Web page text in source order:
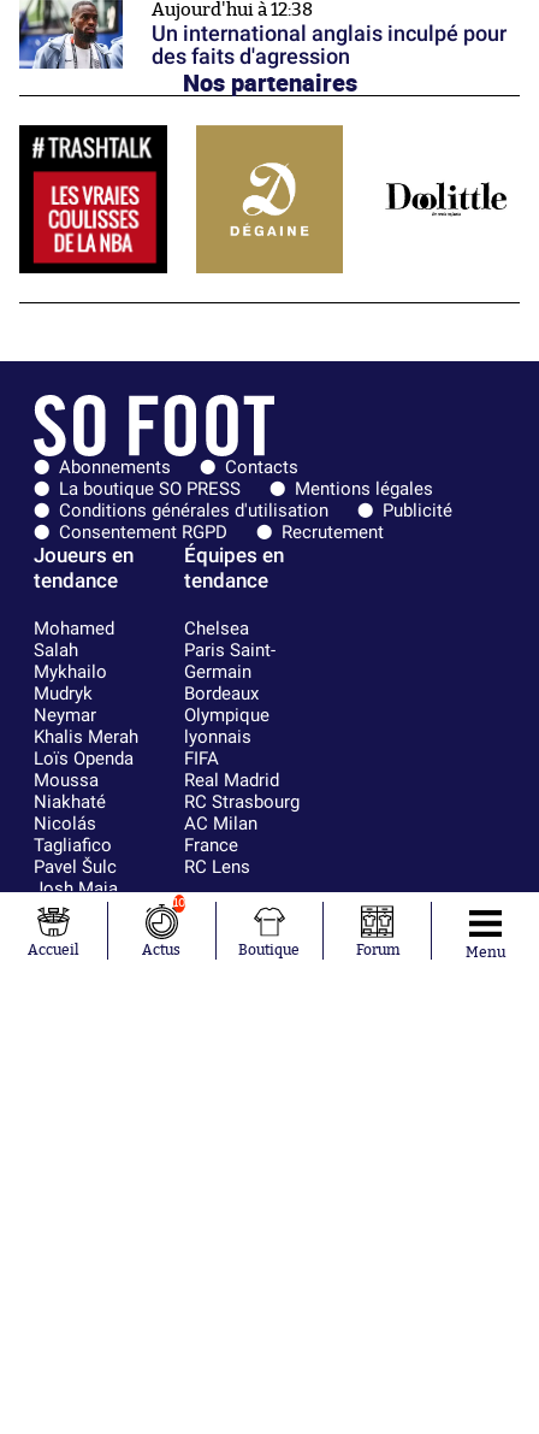
Aujourd'hui à 12:38
Un international anglais inculpé pour
des faits d'agression
Nos partenaires
Abonnements
Contacts
La boutique SO PRESS
Mentions légales
Conditions générales d'utilisation
Publicité
Consentement RGPD
Recrutement
Joueurs en
tendance
Mohamed
Salah
Mykhailo
Mudryk
Neymar
Khalis Merah
Loïs Openda
Moussa
Niakhaté
Nicolás
Tagliafico
Pavel Šulc
Josh Maja
Gauthier Hein
Équipes en
tendance
Chelsea
Paris Saint-
Germain
Bordeaux
Olympique
lyonnais
FIFA
Real Madrid
RC Strasbourg
AC Milan
France
RC Lens
Accueil
10
Actus Boutique Forum Menu